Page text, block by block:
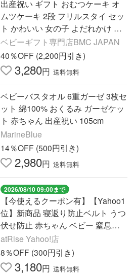
出産祝い ギフト おむつケーキ オ
ムツケーキ 2段 フリルスタイ セッ
ト かわいい 女の子 よだれかけ ビ
ブ プチギフト 誕生日
ベビーギフト専門店BMC JAPAN
40％OFF (2,200円引き)
3,280円 送料無料
ベビーバスタオル 6重ガーゼ 3枚セ
ット 綿100% おくるみ ガーゼケッ
ト 赤ちゃん 出産祝い 105cm
MarineBlue
14％OFF (500円引き)
2,980円 送料無料
2026/08/10 09:00まで
【今使えるクーポン有】【Yahoo1
位】新商品 寝返り防止ベルト うつ
伏せ防止 赤ちゃん ベビー 窒息防
止 クッション おくるみ スワドル
対策 グッズ
atRise Yahoo!店
8％OFF (300円引き)
3,180円 送料無料